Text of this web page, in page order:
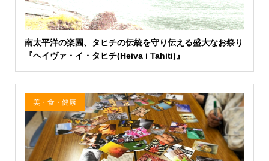
南太平洋の楽園、タヒチの伝統を守り伝える盛大なお祭り
『ヘイヴァ・イ・タヒチ(Heiva i Tahiti)』
美・食・健康